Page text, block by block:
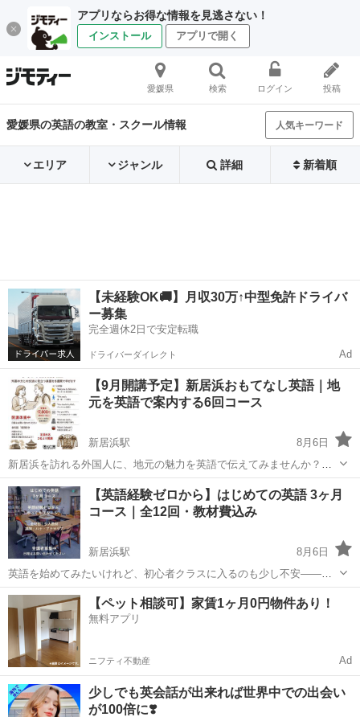
アプリならお得な情報を見逃さない！
インストール アプリで開く
愛媛県 検索 ログイン 投稿
愛媛県の英語の教室・スクール情報 人気キーワード
エリア ジャンル 詳細 新着順
【未経験OK🚚】月収30万↑中型免許ドライバ
ー募集
完全週休2日で安定転職
ドライバーダイレクト Ad
【9月開講予定】新居浜おもてなし英語｜地
元を英語で案内する6回コース
新居浜駅
8月6日
新居浜を訪れる外国人に、地元の魅力を英語で伝えてみませんか？
「新居浜おもてなし英語」は、観光案内や道案内、地域の行事・文化
の紹介など、実際に使える英語を学ぶ全6回のコースです。 英語を完
璧に話すことが目標ではありません...
愛媛 新居浜市 新居浜駅 英語
【英語経験ゼロから】はじめての英語 3ヶ月
コース｜全12回・教材費込み
新居浜駅
8月6日
英語を始めてみたいけれど、初心者クラスに入るのも少し不安——。
そんな方のための、英語経験ゼロから始める「はじめての英語 3ヶ月
コース」です。 全12回の少人数レッスンで、独自の「カラーブロック
式」を使い、英語の語順を目...
愛媛 新居浜市 新居浜駅 英語/基礎英語 少人数
【ペット相談可】家賃1ヶ月0円物件あり！
無料アプリ
ニフティ不動産 Ad
少しでも英会話が出来れば世界中での出会い
が100倍に❣️